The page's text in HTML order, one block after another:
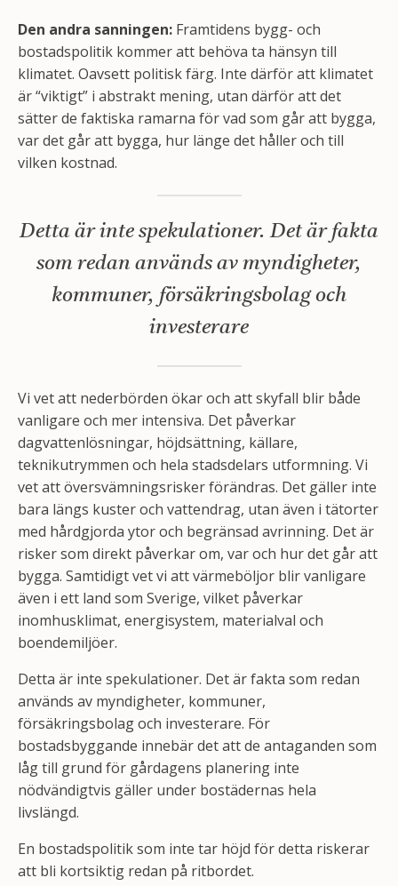
Den andra sanningen: Framtidens bygg- och
bostadspolitik kommer att behöva ta hänsyn till
klimatet. Oavsett politisk färg. Inte därför att klimatet
är “viktigt” i abstrakt mening, utan därför att det
sätter de faktiska ramarna för vad som går att bygga,
var det går att bygga, hur länge det håller och till
vilken kostnad.
Detta är inte spekulationer. Det är fakta
som redan används av myndigheter,
kommuner, försäkringsbolag och
investerare
Vi vet att nederbörden ökar och att skyfall blir både
vanligare och mer intensiva. Det påverkar
dagvattenlösningar, höjdsättning, källare,
teknikutrymmen och hela stadsdelars utformning. Vi
vet att översvämningsrisker förändras. Det gäller inte
bara längs kuster och vattendrag, utan även i tätorter
med hårdgjorda ytor och begränsad avrinning. Det är
risker som direkt påverkar om, var och hur det går att
bygga. Samtidigt vet vi att värmeböljor blir vanligare
även i ett land som Sverige, vilket påverkar
inomhusklimat, energisystem, materialval och
boendemiljöer.
Detta är inte spekulationer. Det är fakta som redan
används av myndigheter, kommuner,
försäkringsbolag och investerare. För
bostadsbyggande innebär det att de antaganden som
låg till grund för gårdagens planering inte
nödvändigtvis gäller under bostädernas hela
livslängd.
En bostadspolitik som inte tar höjd för detta riskerar
att bli kortsiktig redan på ritbordet.